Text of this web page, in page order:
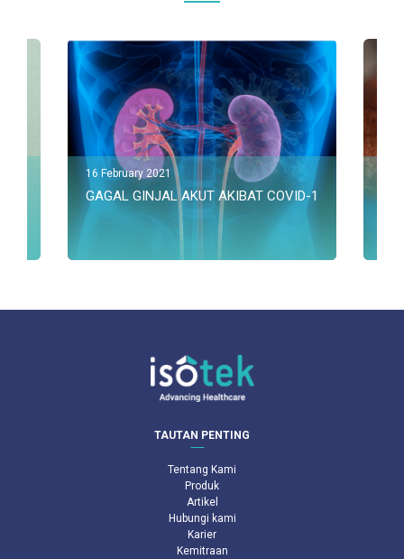
16 February 2021
GAGAL GINJAL AKUT AKIBAT COVID-19
TAUTAN PENTING
Tentang Kami
Produk
Artikel
Hubungi kami
Karier
Kemitraan